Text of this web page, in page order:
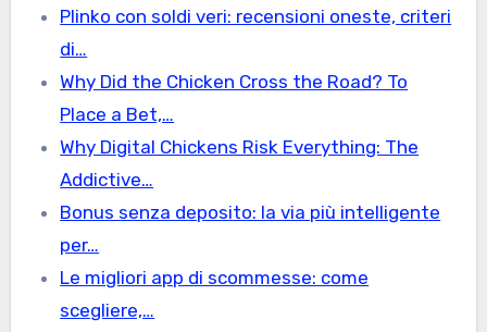
Plinko con soldi veri: recensioni oneste, criteri
di…
Why Did the Chicken Cross the Road? To
Place a Bet,…
Why Digital Chickens Risk Everything: The
Addictive…
Bonus senza deposito: la via più intelligente
per…
Le migliori app di scommesse: come
scegliere,…